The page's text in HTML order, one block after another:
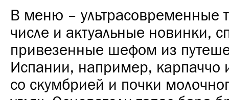
В меню – ультрасовременные
числе и актуальные новинки,
привезенные шефом из
Испании, например, карпаччо
со скумбрией и почки